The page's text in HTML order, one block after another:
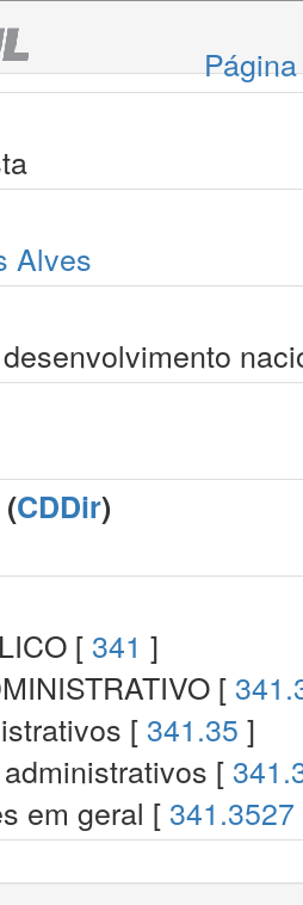
Alves
CDDir)
[ 341 ]
[
[ 341.35 ]
[
em geral [ 341.3527